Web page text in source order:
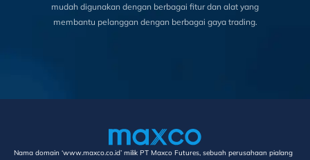
mudah digunakan dengan berbagai fitur dan alat yang
membantu pelanggan dengan berbagai gaya trading.
Nama domain ‘www.maxco.co.id’ milik PT Maxco Futures, sebuah perusahaan pialang